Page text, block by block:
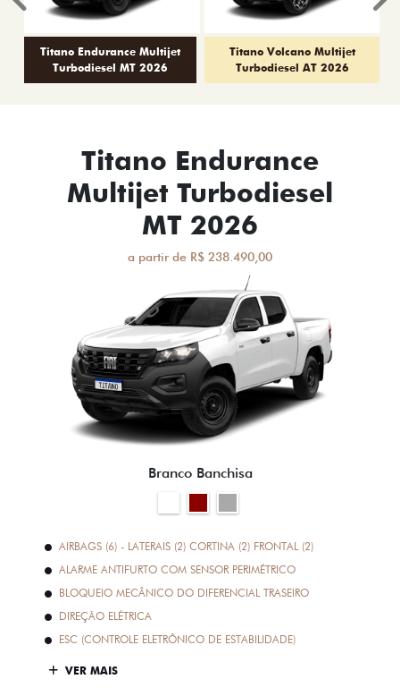
Titano Endurance Multijet
Turbodiesel MT 2026
Titano Volcano Multijet
Turbodiesel AT 2026
Anterior
Titano Endurance
Multijet Turbodiesel
MT 2026
a partir de R$ 238.490,00
Branco Banchisa
AIRBAGS (6) - LATERAIS (2) CORTINA (2) FRONTAL (2)
ALARME ANTIFURTO COM SENSOR PERIMÉTRICO
BLOQUEIO MECÂNICO DO DIFERENCIAL TRASEIRO
DIREÇÃO ELÉTRICA
ESC (CONTROLE ELETRÔNICO DE ESTABILIDADE)
VER MAIS